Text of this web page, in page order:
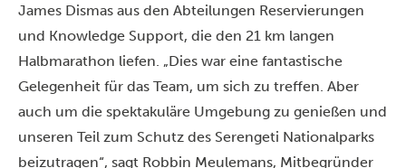
James Dismas aus den Abteilungen Reservierungen
und Knowledge Support, die den 21 km langen
Halbmarathon liefen. „Dies war eine fantastische
Gelegenheit für das Team, um sich zu treffen. Aber
auch um die spektakuläre Umgebung zu genießen und
unseren Teil zum Schutz des Serengeti Nationalparks
beizutragen“, sagt Robbin Meulemans, Mitbegründer